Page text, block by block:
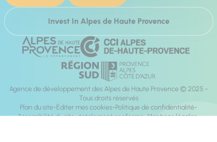
Invest In Alpes de Haute Provence
Agence de développement des Alpes de Haute Provence © 2025 -
Tous droits réservés
Plan du site Éditer mes cookies Politique de confidentialité
Accessibilité du site : totalement conforme Mentions légales